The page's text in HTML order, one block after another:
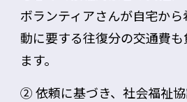
ボランティアさんが自宅か
動に要する往復分の交通費
ます。
② 依頼に基づき、社会福祉協